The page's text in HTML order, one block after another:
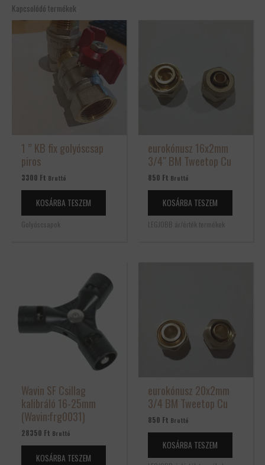
írhatnak véleményt.
Kapcsolódó termékek
1 ” KB fix golyóscsap
piros
3300 Ft Bruttó
KOSÁRBA TESZEM
Golyóscsapok
eurokónusz 16x2mm
3/4″ BM Tweetop Cu
850 Ft Bruttó
KOSÁRBA TESZEM
LEGJOBB ár/érték termékek
Wavin SF Csillag
kalibráló 16-25mm
(Wavin:frg0031)
28350 Ft Bruttó
KOSÁRBA TESZEM
eurokónusz 20x2mm
3/4 BM Tweetop Cu
850 Ft Bruttó
KOSÁRBA TESZEM